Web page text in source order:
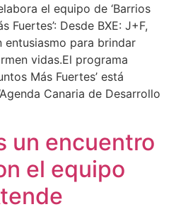
el equipo de ‘Barrios
Fuertes’: Desde BXE: J+F,
entusiasmo para brindar
vidas.El programa
Más Fuertes’ está
Canaria de Desarrollo
un encuentro
el equipo